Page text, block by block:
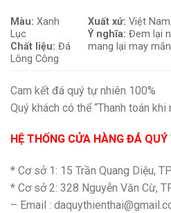
Màu: Xanh
Lục
Chất liệu: Đá
Lông Công
Xuất xứ: Việt
Ý nghĩa: Đem lại
mang lại may
Cam kết đá quý tự nhiên 100%
Quý khách có thể “Thanh toán khi
HỆ THỐNG CỬA HÀNG ĐÁ QUÝ
* Cơ sở 1: 15 Trần Quang Diệu,
* Cơ sở 2: 328 Nguyễn Văn Cừ,
– Email :